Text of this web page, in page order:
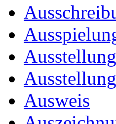
Ausstellung
Ausweis